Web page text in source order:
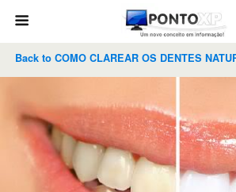
Back to COMO CLAREAR OS DENTES